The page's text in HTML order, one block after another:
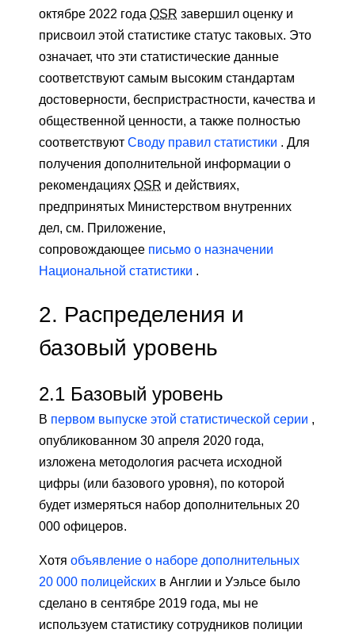
октябре 2022 года OSR завершил оценку и
присвоил этой статистике статус таковых. Это
означает, что эти статистические данные
соответствуют самым высоким стандартам
достоверности, беспристрастности, качества и
общественной ценности, а также полностью
соответствуют Своду правил статистики . Для
получения дополнительной информации о
рекомендациях OSR и действиях,
предпринятых Министерством внутренних
дел, см. Приложение,
сопровождающее письмо о назначении
Национальной статистики .
2. Распределения и
базовый уровень
2.1 Базовый уровень
В первом выпуске этой статистической серии ,
опубликованном 30 апреля 2020 года,
изложена методология расчета исходной
цифры (или базового уровня), по которой
будет измеряться набор дополнительных 20
000 офицеров.
Хотя объявление о наборе дополнительных
20 000 полицейских в Англии и Уэльсе было
сделано в сентябре 2019 года, мы не
используем статистику сотрудников полиции